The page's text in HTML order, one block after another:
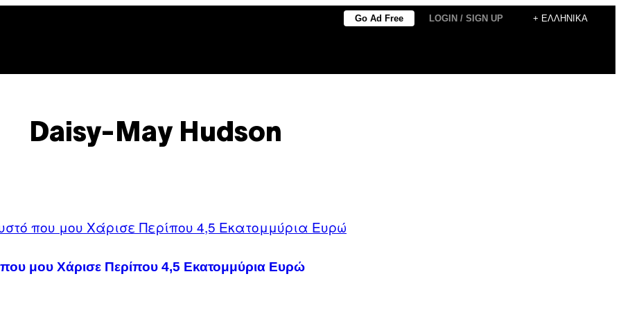
Go Ad Free LOGIN / SIGN UP + ΕΛΛΗΝΙΚΆ
Daisy-May Hudson
μου Χάρισε Περίπου 4,5 Εκατομμύρια Ευρώ